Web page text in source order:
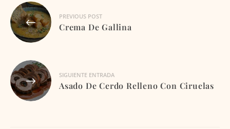
Navegación
de
entradas
PREVIOUS POST
Crema De Gallina
SIGUIENTE ENTRADA
Asado De Cerdo Relleno Con Ciruelas